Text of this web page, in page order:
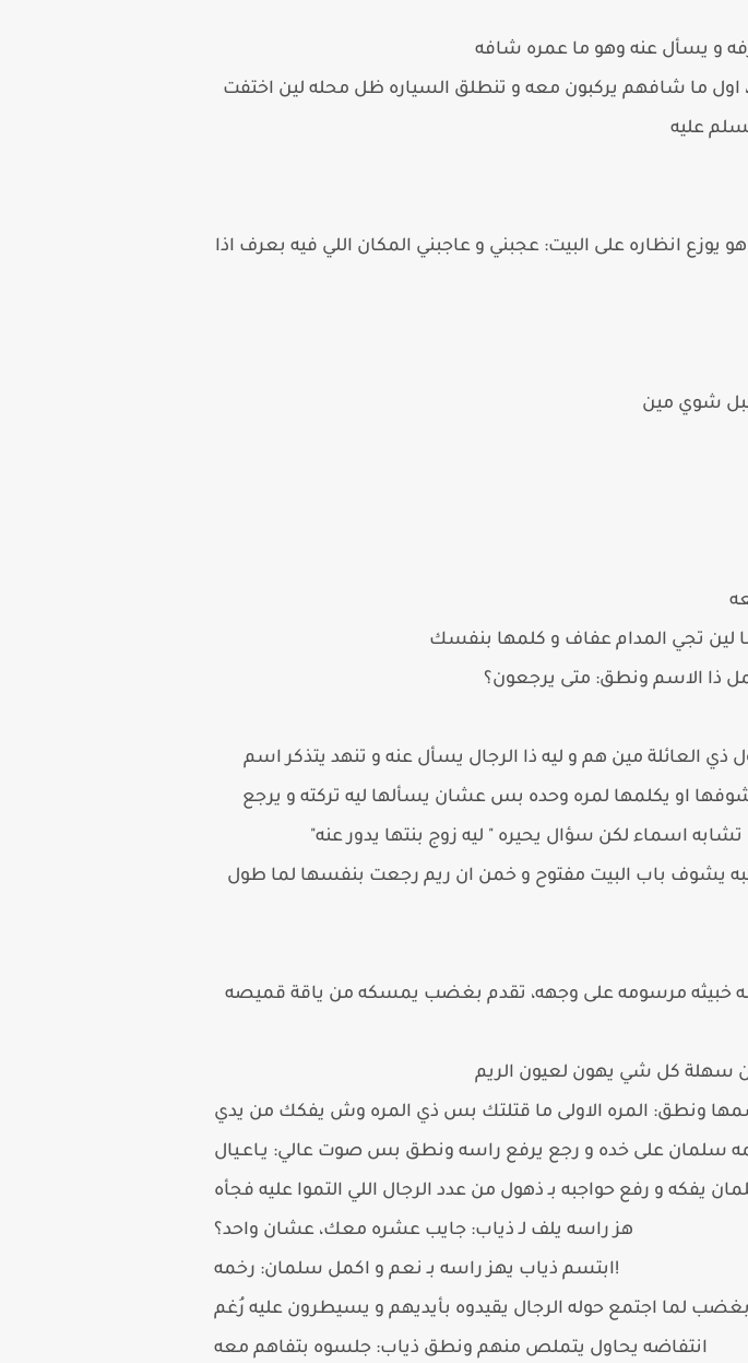
و يسأل عنه وهو ما عمره شافه
ما شافهم يركبون معه و تنطلق السياره ظل محله لين اختفت
عليه
انظاره على البيت: عجبني و عاجبني المكان اللي فيه بعرف اذا
شوي مين
لين تجي المدام عفاف و كلمها بنفسك
ذا الاسم ونطق: متى يرجعون؟
العائلة مين هم و ليه ذا الرجال يسأل عنه و تنهد يتذكر اسم
او يكلمها لمره وحده بس عشان يسألها ليه تركته و يرجع
اسماء لكن سؤال يحيره " ليه زوج بنتها يدور عنه"
يشوف باب البيت مفتوح و خمن ان ريم رجعت بنفسها لما طول
خبيثه مرسومه على وجهه، تقدم بغضب يمسكه من ياقة قميصه
سهلة كل شي يهون لعيون الريم
ونطق: المره الاولى ما قتلتك بس ذي المره وش يفكك من يدي
سلمان على خده و رجع يرفع راسه ونطق بس صوت عالي: يـاعـيال
يفكه و رفع حواجبه بـ ذهول من عدد الرجال اللي التموا عليه فجأه
هز راسه يلف لـ ذياب: جايب عشره معك، عشان واحد؟
ابتسم ذياب يهز راسه بـ نعم و اكمل سلمان: رخمه!
لما اجتمع حوله الرجال يقيدوه بأيديهم و يسيطرون عليه رُغم
انتفاضه يحاول يتملص منهم ونطق ذياب: جلسوه بتفاهم معه